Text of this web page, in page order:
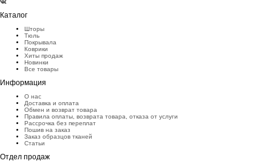
Каталог
Шторы
Тюль
Покрывала
Коврики
Хиты продаж
Новинки
Все товары
Информация
О нас
Доставка и оплата
Обмен и возврат товара
Правила оплаты, возврата товара, отказа от услуги
Рассрочка без переплат
Пошив на заказ
Заказ образцов тканей
Статьи
Отдел продаж